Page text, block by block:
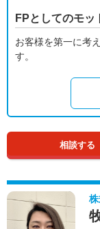
FPとしてのモッ
お客様を第一に考
す。
相談する